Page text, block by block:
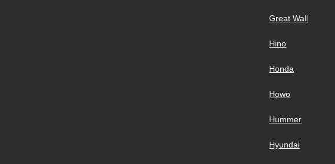
Great Wall
Hino
Honda
Howo
Hummer
Hyundai